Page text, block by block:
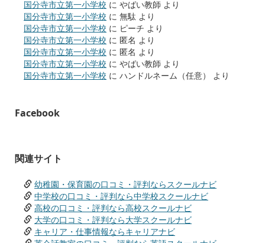
国分寺市立第一小学校 に やばい教師 より
国分寺市立第一小学校 に 無駄 より
国分寺市立第一小学校 に ピーチ より
国分寺市立第一小学校 に 匿名 より
国分寺市立第一小学校 に 匿名 より
国分寺市立第一小学校 に やばい教師 より
国分寺市立第一小学校 に ハンドルネーム（任意） より
Facebook
関連サイト
幼稚園・保育園の口コミ・評判ならスクールナビ
中学校の口コミ・評判なら中学校スクールナビ
高校の口コミ・評判なら高校スクールナビ
大学の口コミ・評判なら大学スクールナビ
キャリア・仕事情報ならキャリアナビ